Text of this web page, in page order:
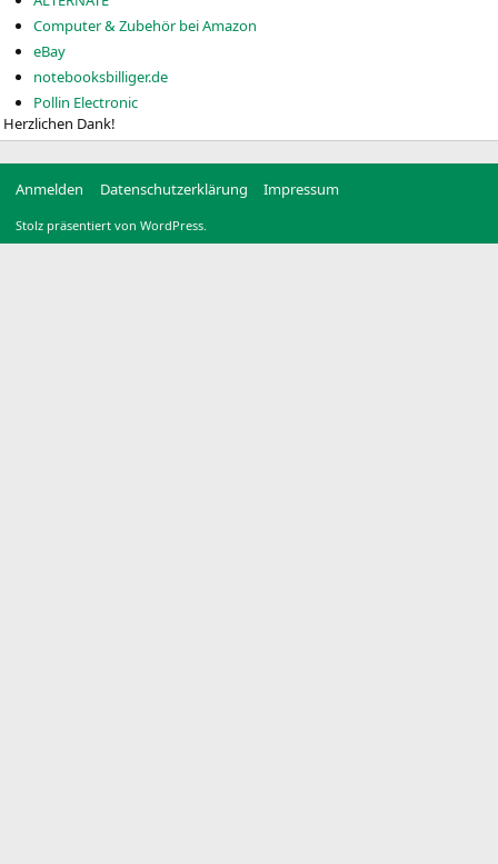
Computer & Zubehör bei Amazon
eBay
notebooksbilliger.de
Pollin Electronic
Herzlichen Dank!
Anmelden Datenschutzerklärung Impressum
Stolz präsentiert von WordPress.